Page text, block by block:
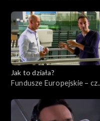
Jak to działa?
Fundusze Europejskie – cz.